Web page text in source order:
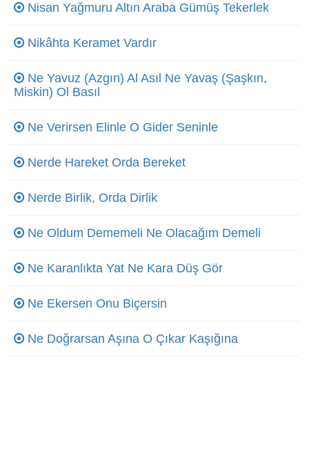
Nisan Yağmuru Altın Araba Gümüş Tekerlek
Nikâhta Keramet Vardır
Ne Yavuz (Azgın) Al Asıl Ne Yavaş (Şaşkın,
Miskin) Ol Basıl
Ne Verirsen Elinle O Gider Seninle
Nerde Hareket Orda Bereket
Nerde Birlik, Orda Dirlik
Ne Oldum Dememeli Ne Olacağım Demeli
Ne Karanlıkta Yat Ne Kara Düş Gör
Ne Ekersen Onu Biçersin
Ne Doğrarsan Aşına O Çıkar Kaşığına